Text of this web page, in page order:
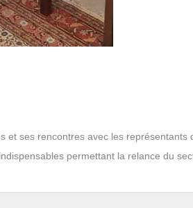
et ses rencontres avec les représentants
permettant la relance du